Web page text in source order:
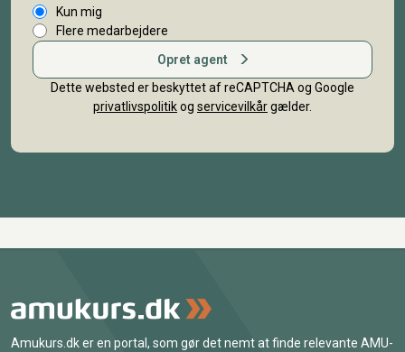
Kun mig
Flere medarbejdere
Opret agent
Dette websted er beskyttet af reCAPTCHA og Google
privatlivspolitikog servicevilkårgælder.
Amukurs.dk er en portal, som gør det nemt at finde relevante AMU-